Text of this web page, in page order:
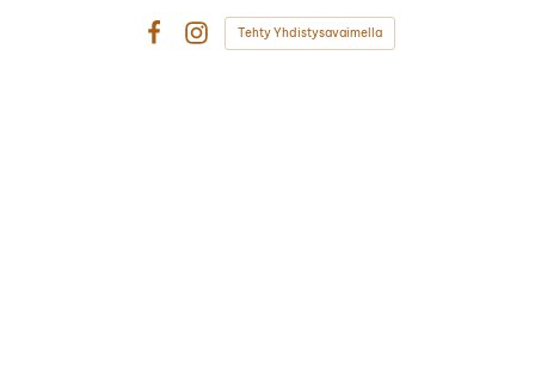
Tehty Yhdistysavaimella